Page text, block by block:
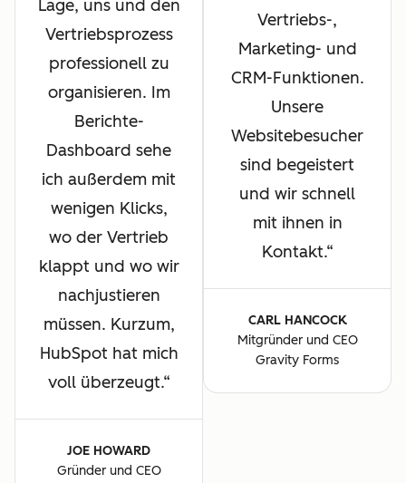
Lage, uns und den
Vertriebsprozess
professionell zu
organisieren. Im
Berichte-
Dashboard sehe
ich außerdem mit
wenigen Klicks,
wo der Vertrieb
klappt und wo wir
nachjustieren
müssen. Kurzum,
HubSpot hat mich
voll überzeugt.
JOE HOWARD
Gründer und CEO
Vertriebs-,
Marketing- und
CRM-Funktionen.
Unsere
Websitebesucher
sind begeistert
und wir schnell
mit ihnen in
Kontakt.
CARL HANCOCK
Mitgründer und CEO
Gravity Forms